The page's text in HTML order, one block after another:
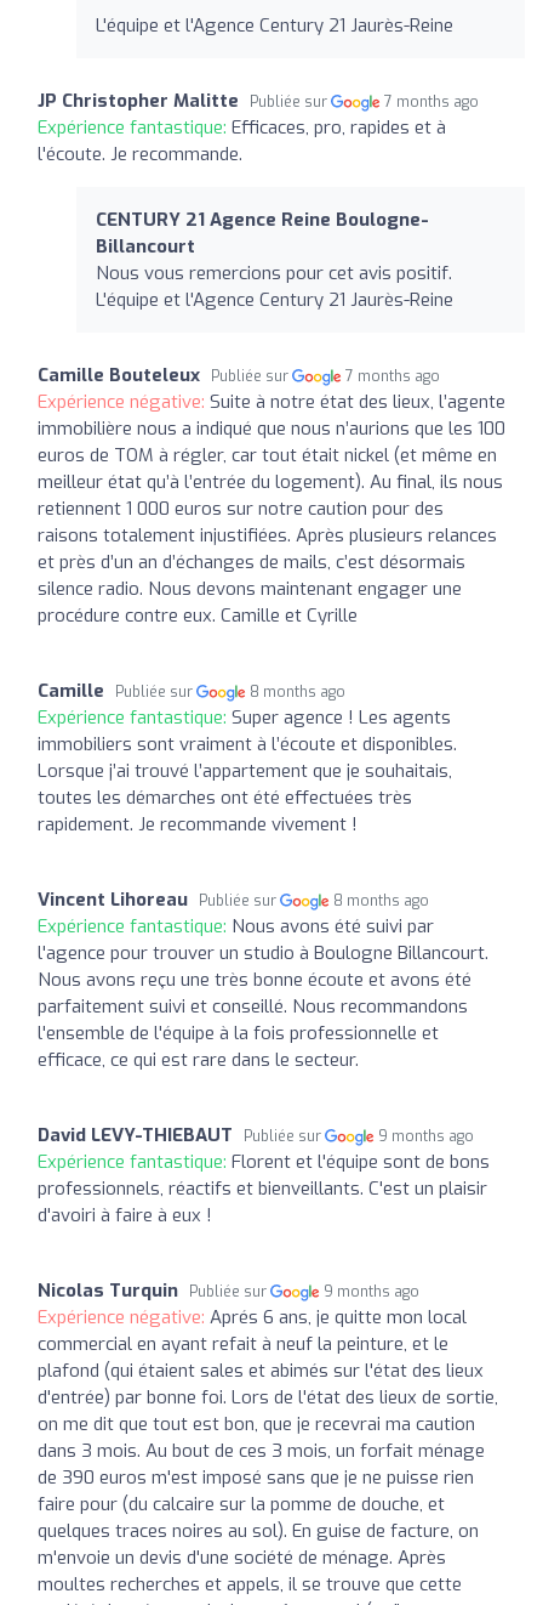
L'équipe et l'Agence Century 21 Jaurès-Reine
JP Christopher Malitte Publiée sur 7 months ago
Expérience fantastique: Efficaces, pro, rapides et à
l'écoute. Je recommande.
CENTURY 21 Agence Reine Boulogne-
Billancourt
Nous vous remercions pour cet avis positif.
L'équipe et l'Agence Century 21 Jaurès-Reine
Camille Bouteleux Publiée sur 7 months ago
Expérience négative: Suite à notre état des lieux, l’agente
immobilière nous a indiqué que nous n’aurions que les 100
euros de TOM à régler, car tout était nickel (et même en
meilleur état qu’à l’entrée du logement). Au final, ils nous
retiennent 1 000 euros sur notre caution pour des
raisons totalement injustifiées. Après plusieurs relances
et près d’un an d’échanges de mails, c’est désormais
silence radio. Nous devons maintenant engager une
procédure contre eux. Camille et Cyrille
Camille Publiée sur 8 months ago
Expérience fantastique: Super agence ! Les agents
immobiliers sont vraiment à l’écoute et disponibles.
Lorsque j’ai trouvé l’appartement que je souhaitais,
toutes les démarches ont été effectuées très
rapidement. Je recommande vivement !
Vincent Lihoreau Publiée sur 8 months ago
Expérience fantastique: Nous avons été suivi par
l'agence pour trouver un studio à Boulogne Billancourt.
Nous avons reçu une très bonne écoute et avons été
parfaitement suivi et conseillé. Nous recommandons
l'ensemble de l'équipe à la fois professionnelle et
efficace, ce qui est rare dans le secteur.
David LEVY-THIEBAUT Publiée sur 9 months ago
Expérience fantastique: Florent et l'équipe sont de bons
professionnels, réactifs et bienveillants. C'est un plaisir
d'avoiri à faire à eux !
Nicolas Turquin Publiée sur 9 months ago
Expérience négative: Aprés 6 ans, je quitte mon local
commercial en ayant refait à neuf la peinture, et le
plafond (qui étaient sales et abimés sur l'état des lieux
d'entrée) par bonne foi. Lors de l'état des lieux de sortie,
on me dit que tout est bon, que je recevrai ma caution
dans 3 mois. Au bout de ces 3 mois, un forfait ménage
de 390 euros m'est imposé sans que je ne puisse rien
faire pour (du calcaire sur la pomme de douche, et
quelques traces noires au sol). En guise de facture, on
m'envoie un devis d'une société de ménage. Après
moultes recherches et appels, il se trouve que cette